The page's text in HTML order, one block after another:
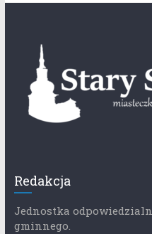
Redakcja
Jednostka
gminnego.